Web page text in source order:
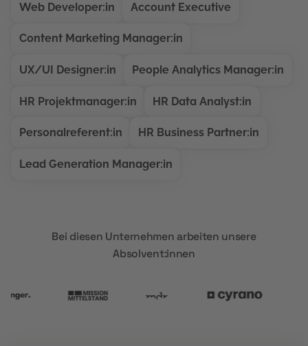
Web Developer:in Account Executive
Content Marketing Manager:in
UX/UI Designer:in People Analytics Manager:in
HR Projektmanager:in HR Data Analyst:in
Personalreferent:in HR Business Partner:in
Lead Generation Manager:in
Bei diesen Unternehmen arbeiten unsere
Absolvent:innen